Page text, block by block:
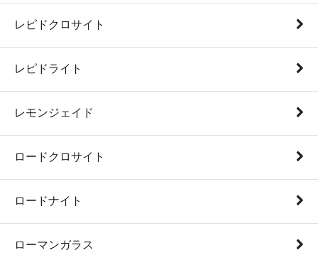
レピドクロサイト
レピドライト
レモンジェイド
ロードクロサイト
ロードナイト
ローマンガラス